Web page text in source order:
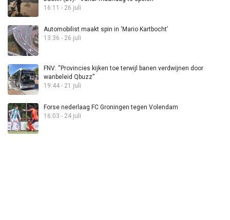
16:11 - 26 juli
Automobilist maakt spin in ‘Mario Kartbocht’
13:36 - 26 juli
FNV: “Provincies kijken toe terwijl banen verdwijnen door
wanbeleid Qbuzz”
19:44 - 21 juli
Forse nederlaag FC Groningen tegen Volendam
16:03 - 24 juli